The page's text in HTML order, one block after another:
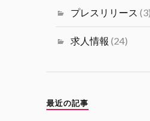
ミュニティ
海外大学院学生
プレスリリース (3)
求人情報 (24)
最近の記事